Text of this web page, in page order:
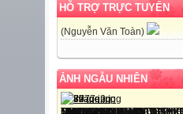
HỖ TRỢ TRỰC TUYẾN
(Nguyễn Văn Toàn)
ẢNH NGẪU NHIÊN